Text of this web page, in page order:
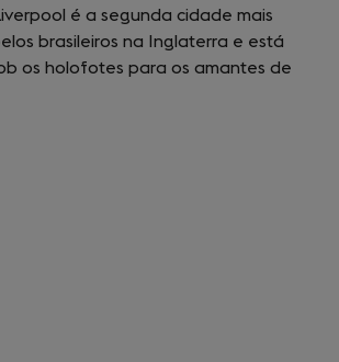
é a segunda cidade mais
brasileiros na Inglaterra e está
os holofotes para os amantes de